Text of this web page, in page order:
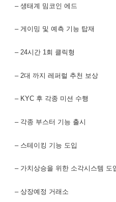
– 생태계 밈코인 에드
– 게이밍 및 예측 기능 탑재
– 24시간 1회 클릭형
– 2대 까지 레퍼럴 추천 보상
– KYC 후 각종 미션 수행
– 각종 부스터 기능 출시
– 스테이킹 기능 도입
– 가치상승을 위한 소각시스템 도
– 상장예정 거래소